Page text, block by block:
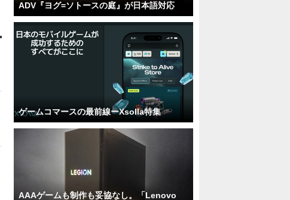
ADV『ヨグ=ソトースの庭』が日本語対応
ゲームコマースの最前線ーXsolla特集
AAAゲームも制作も妥協なし。「Lenovo